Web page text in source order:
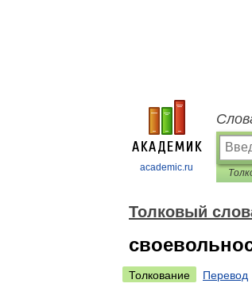
academic.ru
Толковый
Толкование
Перевод